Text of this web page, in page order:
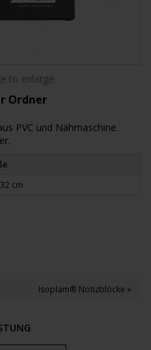
to enlarge
Ordner
PVC und Nähmaschine.
cm
Isoplam® Notizblöcke »